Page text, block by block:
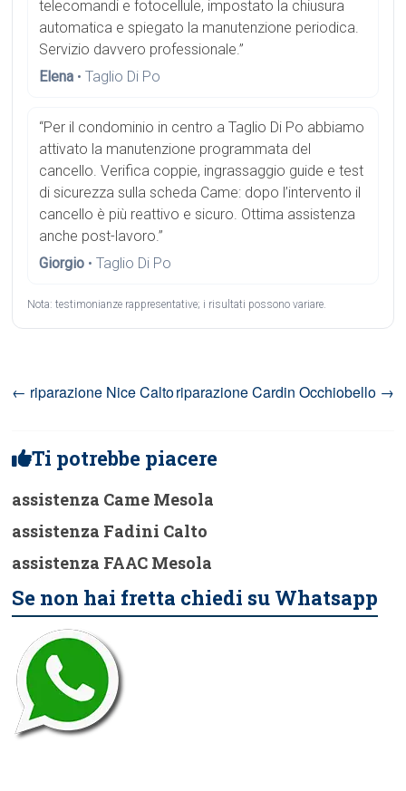
telecomandi e fotocellule, impostato la chiusura
automatica e spiegato la manutenzione periodica.
Servizio davvero professionale.”
Elena • Taglio Di Po
“Per il condominio in centro a Taglio Di Po abbiamo
attivato la manutenzione programmata del
cancello. Verifica coppie, ingrassaggio guide e test
di sicurezza sulla scheda Came: dopo l’intervento il
cancello è più reattivo e sicuro. Ottima assistenza
anche post-lavoro.”
Giorgio • Taglio Di Po
Nota: testimonianze rappresentative; i risultati possono variare.
← riparazione Nice Caltoriparazione Cardin Occhiobello →
Ti potrebbe piacere
assistenza Came Mesola
assistenza Fadini Calto
assistenza FAAC Mesola
Se non hai fretta chiedi su Whatsapp